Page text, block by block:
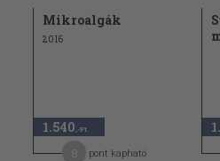
Mikroalgák
2016
1.540 ,-Ft
pont kapható